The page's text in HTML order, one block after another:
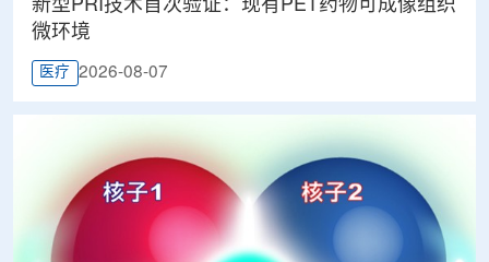
新型PRI技术首次验证：现有PET药物可成像组织
微环境
医疗 2026-08-07